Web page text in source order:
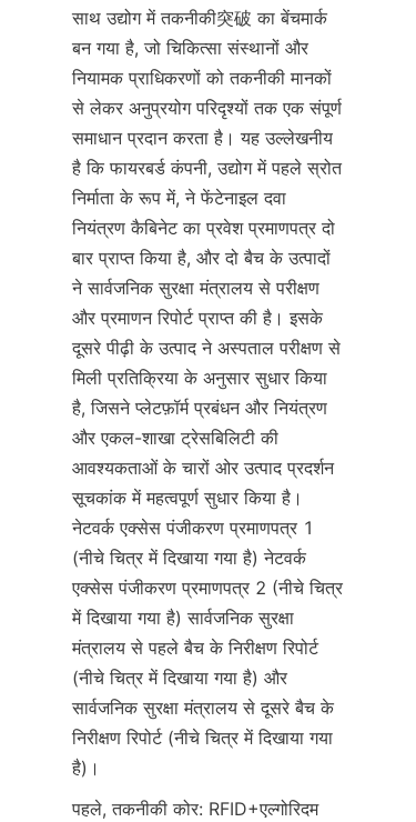
साथ उद्योग में तकनीकी突破 का बेंचमार्क
बन गया है, जो चिकित्सा संस्थानों और
नियामक प्राधिकरणों को तकनीकी मानकों
से लेकर अनुप्रयोग परिदृश्यों तक एक संपूर्ण
समाधान प्रदान करता है। यह उल्लेखनीय
है कि फायरबर्ड कंपनी, उद्योग में पहले स्रोत
निर्माता के रूप में, ने फेंटेनाइल दवा
नियंत्रण कैबिनेट का प्रवेश प्रमाणपत्र दो
बार प्राप्त किया है, और दो बैच के उत्पादों
ने सार्वजनिक सुरक्षा मंत्रालय से परीक्षण
और प्रमाणन रिपोर्ट प्राप्त की है। इसके
दूसरे पीढ़ी के उत्पाद ने अस्पताल परीक्षण से
मिली प्रतिक्रिया के अनुसार सुधार किया
है, जिसने प्लेटफ़ॉर्म प्रबंधन और नियंत्रण
और एकल-शाखा ट्रेसबिलिटी की
आवश्यकताओं के चारों ओर उत्पाद प्रदर्शन
सूचकांक में महत्वपूर्ण सुधार किया है।
नेटवर्क एक्सेस पंजीकरण प्रमाणपत्र 1
(नीचे चित्र में दिखाया गया है) नेटवर्क
एक्सेस पंजीकरण प्रमाणपत्र 2 (नीचे चित्र
में दिखाया गया है) सार्वजनिक सुरक्षा
मंत्रालय से पहले बैच के निरीक्षण रिपोर्ट
(नीचे चित्र में दिखाया गया है) और
सार्वजनिक सुरक्षा मंत्रालय से दूसरे बैच के
निरीक्षण रिपोर्ट (नीचे चित्र में दिखाया गया
है)।
पहले, तकनीकी कोर: RFID+एल्गोरिदम